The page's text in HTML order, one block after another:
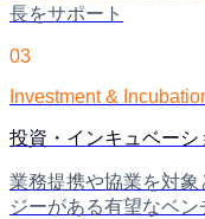
長をサポート
03
Investment &
投資・インキュベーシ
業務提携や協業を対
ジーがある有望なベ